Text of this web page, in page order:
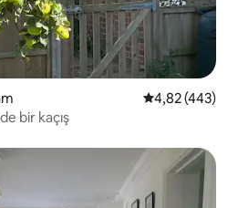
5 üzerinden
4,82 (443)
bir kaçış
en beğenilenler arasında